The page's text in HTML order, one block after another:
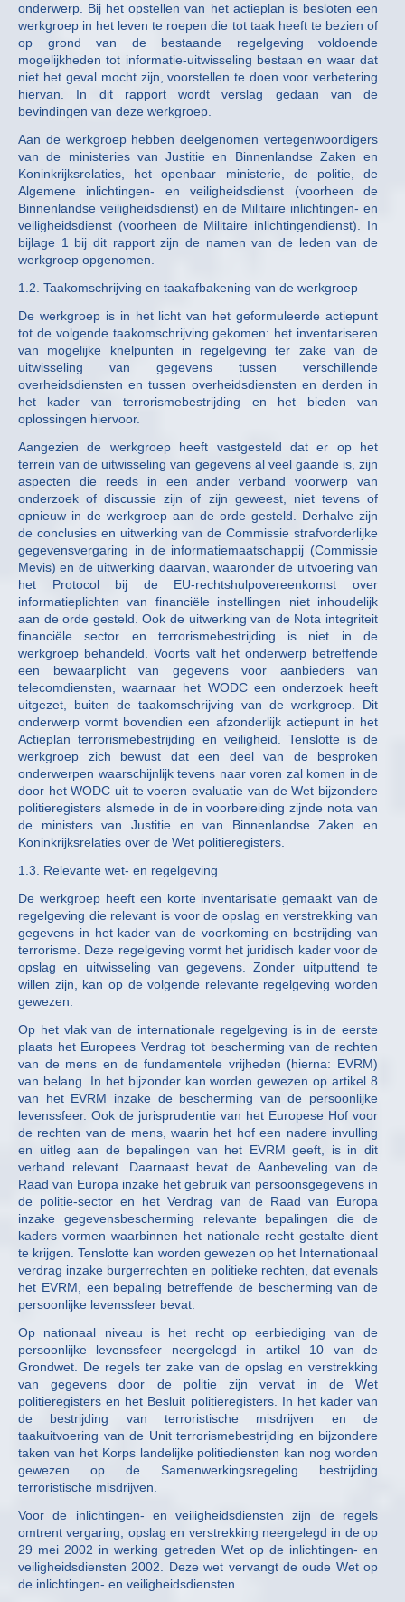
onderwerp. Bij het opstellen van het actieplan is besloten een
werkgroep in het leven te roepen die tot taak heeft te bezien of
op grond van de bestaande regelgeving voldoende
mogelijkheden tot informatie-uitwisseling bestaan en waar dat
niet het geval mocht zijn, voorstellen te doen voor verbetering
hiervan. In dit rapport wordt verslag gedaan van de
bevindingen van deze werkgroep.
Aan de werkgroep hebben deelgenomen vertegenwoordigers
van de ministeries van Justitie en Binnenlandse Zaken en
Koninkrijksrelaties, het openbaar ministerie, de politie, de
Algemene inlichtingen- en veiligheidsdienst (voorheen de
Binnenlandse veiligheidsdienst) en de Militaire inlichtingen- en
veiligheidsdienst (voorheen de Militaire inlichtingendienst). In
bijlage 1 bij dit rapport zijn de namen van de leden van de
werkgroep opgenomen.
1.2. Taakomschrijving en taakafbakening van de werkgroep
De werkgroep is in het licht van het geformuleerde actiepunt
tot de volgende taakomschrijving gekomen: het inventariseren
van mogelijke knelpunten in regelgeving ter zake van de
uitwisseling van gegevens tussen verschillende
overheidsdiensten en tussen overheidsdiensten en derden in
het kader van terrorismebestrijding en het bieden van
oplossingen hiervoor.
Aangezien de werkgroep heeft vastgesteld dat er op het
terrein van de uitwisseling van gegevens al veel gaande is, zijn
aspecten die reeds in een ander verband voorwerp van
onderzoek of discussie zijn of zijn geweest, niet tevens of
opnieuw in de werkgroep aan de orde gesteld. Derhalve zijn
de conclusies en uitwerking van de Commissie strafvorderlijke
gegevensvergaring in de informatiemaatschappij (Commissie
Mevis) en de uitwerking daarvan, waaronder de uitvoering van
het Protocol bij de EU-rechtshulpovereenkomst over
informatieplichten van financiële instellingen niet inhoudelijk
aan de orde gesteld. Ook de uitwerking van de Nota integriteit
financiële sector en terrorismebestrijding is niet in de
werkgroep behandeld. Voorts valt het onderwerp betreffende
een bewaarplicht van gegevens voor aanbieders van
telecomdiensten, waarnaar het WODC een onderzoek heeft
uitgezet, buiten de taakomschrijving van de werkgroep. Dit
onderwerp vormt bovendien een afzonderlijk actiepunt in het
Actieplan terrorismebestrijding en veiligheid. Tenslotte is de
werkgroep zich bewust dat een deel van de besproken
onderwerpen waarschijnlijk tevens naar voren zal komen in de
door het WODC uit te voeren evaluatie van de Wet bijzondere
politieregisters alsmede in de in voorbereiding zijnde nota van
de ministers van Justitie en van Binnenlandse Zaken en
Koninkrijksrelaties over de Wet politieregisters.
1.3. Relevante wet- en regelgeving
De werkgroep heeft een korte inventarisatie gemaakt van de
regelgeving die relevant is voor de opslag en verstrekking van
gegevens in het kader van de voorkoming en bestrijding van
terrorisme. Deze regelgeving vormt het juridisch kader voor de
opslag en uitwisseling van gegevens. Zonder uitputtend te
willen zijn, kan op de volgende relevante regelgeving worden
gewezen.
Op het vlak van de internationale regelgeving is in de eerste
plaats het Europees Verdrag tot bescherming van de rechten
van de mens en de fundamentele vrijheden (hierna: EVRM)
van belang. In het bijzonder kan worden gewezen op artikel 8
van het EVRM inzake de bescherming van de persoonlijke
levenssfeer. Ook de jurisprudentie van het Europese Hof voor
de rechten van de mens, waarin het hof een nadere invulling
en uitleg aan de bepalingen van het EVRM geeft, is in dit
verband relevant. Daarnaast bevat de Aanbeveling van de
Raad van Europa inzake het gebruik van persoonsgegevens in
de politie-sector en het Verdrag van de Raad van Europa
inzake gegevensbescherming relevante bepalingen die de
kaders vormen waarbinnen het nationale recht gestalte dient
te krijgen. Tenslotte kan worden gewezen op het Internationaal
verdrag inzake burgerrechten en politieke rechten, dat evenals
het EVRM, een bepaling betreffende de bescherming van de
persoonlijke levenssfeer bevat.
Op nationaal niveau is het recht op eerbiediging van de
persoonlijke levenssfeer neergelegd in artikel 10 van de
Grondwet. De regels ter zake van de opslag en verstrekking
van gegevens door de politie zijn vervat in de Wet
politieregisters en het Besluit politieregisters. In het kader van
de bestrijding van terroristische misdrijven en de
taakuitvoering van de Unit terrorismebestrijding en bijzondere
taken van het Korps landelijke politiediensten kan nog worden
gewezen op de Samenwerkingsregeling bestrijding
terroristische misdrijven.
Voor de inlichtingen- en veiligheidsdiensten zijn de regels
omtrent vergaring, opslag en verstrekking neergelegd in de op
29 mei 2002 in werking getreden Wet op de inlichtingen- en
veiligheidsdiensten 2002. Deze wet vervangt de oude Wet op
de inlichtingen- en veiligheidsdiensten.